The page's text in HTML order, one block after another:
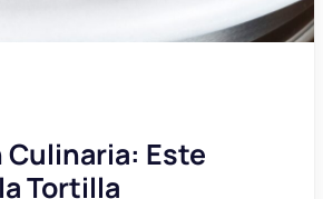
Este
Tortilla